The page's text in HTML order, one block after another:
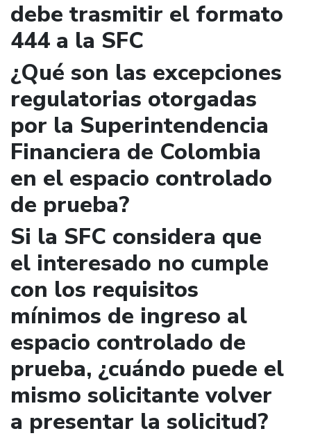
debe trasmitir el formato
444 a la SFC
¿Qué son las excepciones
regulatorias otorgadas
por la Superintendencia
Financiera de Colombia
en el espacio controlado
de prueba?
Si la SFC considera que
el interesado no cumple
con los requisitos
mínimos de ingreso al
espacio controlado de
prueba, ¿cuándo puede el
mismo solicitante volver
a presentar la solicitud?